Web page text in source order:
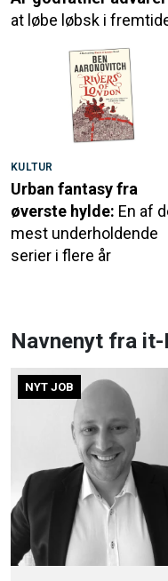
at løbe løbsk i
KULTUR
Urban fantasy fra
øverste hylde: En af
mest underholdende
serier i flere år
Navnenyt fra it-
NYT JOB